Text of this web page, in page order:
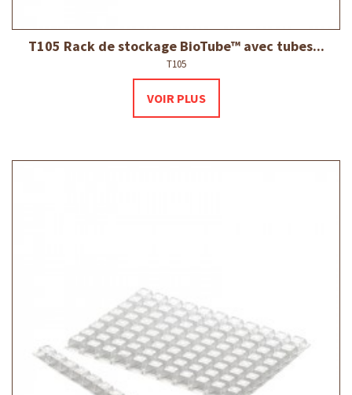
T105 Rack de stockage BioTube™ avec tubes...
T105
VOIR PLUS